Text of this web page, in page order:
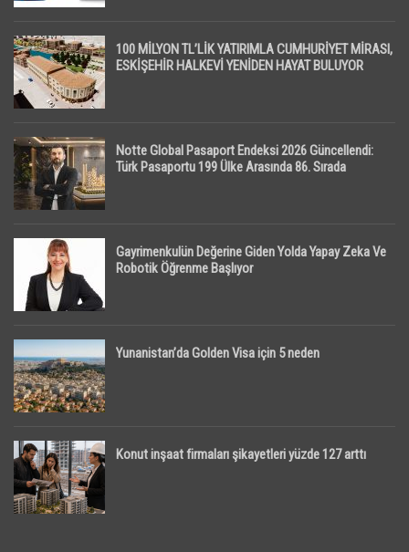
100 MİLYON TL’LİK YATIRIMLA CUMHURİYET MİRASI,
ESKİŞEHİR HALKEVİ YENİDEN HAYAT BULUYOR
Notte Global Pasaport Endeksi 2026 Güncellendi:
Türk Pasaportu 199 Ülke Arasında 86. Sırada
Gayrimenkulün Değerine Giden Yolda Yapay Zeka Ve
Robotik Öğrenme Başlıyor
Yunanistan’da Golden Visa için 5 neden
Konut inşaat firmaları şikayetleri yüzde 127 arttı